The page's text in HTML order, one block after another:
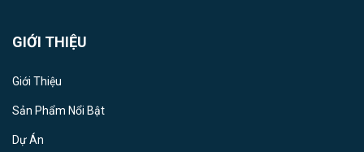
GIỚI THIỆU
Giới Thiệu
Sản Phẩm Nổi Bật
Dự Án